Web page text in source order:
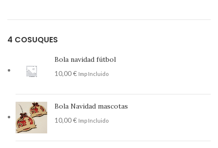
4 COSUQUES
Bola navidad fútbol
10,00€ Imp Incluido
Bola Navidad mascotas
10,00€ Imp Incluido